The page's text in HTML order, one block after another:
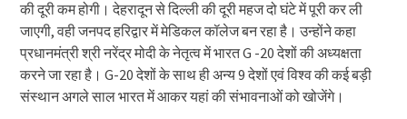
की दूरी कम होगी। देहरादून से दिल्ली की दूरी महज दो घंटे में पूरी कर ली
जाएगी, वही जनपद हरिद्वार में मेडिकल कॉलेज बन रहा है। उन्होंने कहा
प्रधानमंत्री श्री नरेंद्र मोदी के नेतृत्व में भारत G -20 देशों की अध्यक्षता
करने जा रहा है। G-20 देशों के साथ ही अन्य 9 देशों एवं विश्व की कई बड़ी
संस्थान अगले साल भारत में आकर यहां की संभावनाओं को खोजेंगे।